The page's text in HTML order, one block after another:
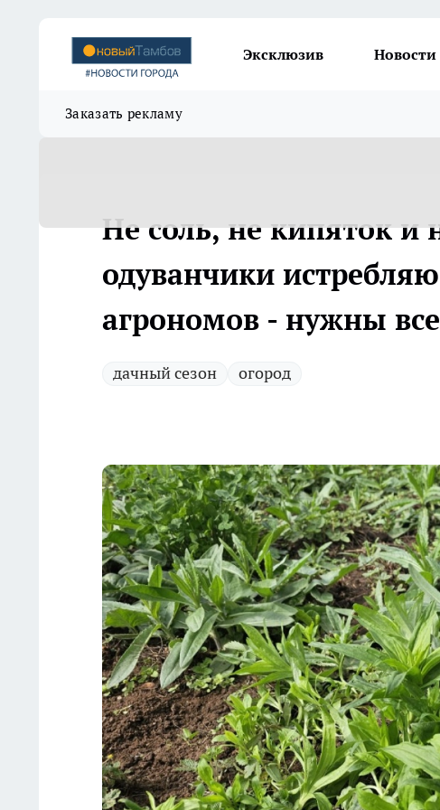
Эксклюзив Новости
Заказать рекламу
Не соль, не кипяток
одуванчики
агрономов - нужны
дачный сезон огород